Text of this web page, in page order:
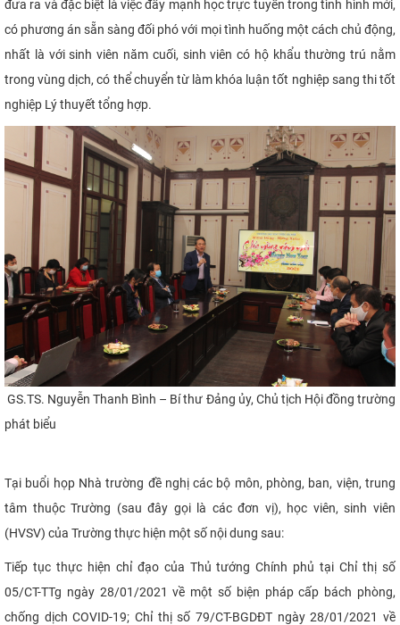
đưa ra và đặc biệt là việc đẩy mạnh học trực tuyến trong tình hình mới,
có phương án sẵn sàng đối phó với mọi tình huống một cách chủ động,
nhất là với sinh viên năm cuối, sinh viên có hộ khẩu thường trú nằm
trong vùng dịch, có thể chuyển từ làm khóa luận tốt nghiệp sang thi tốt
nghiệp Lý thuyết tổng hợp.
GS.TS. Nguyễn Thanh Bình – Bí thư Đảng ủy, Chủ tịch Hội đồng trường
phát biểu
Tại buổi họp Nhà trường đề nghị các bộ môn, phòng, ban, viện, trung
tâm thuộc Trường (sau đây gọi là các đơn vị), học viên, sinh viên
(HVSV) của Trường thực hiện một số nội dung sau:
Tiếp tục thực hiện chỉ đạo của Thủ tướng Chính phủ tại Chỉ thị số
05/CT-TTg ngày 28/01/2021 về một số biện pháp cấp bách phòng,
chống dịch COVID-19; Chỉ thị số 79/CT-BGDĐT ngày 28/01/2021 về